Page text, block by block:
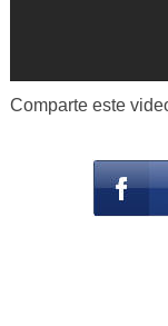
Comparte este